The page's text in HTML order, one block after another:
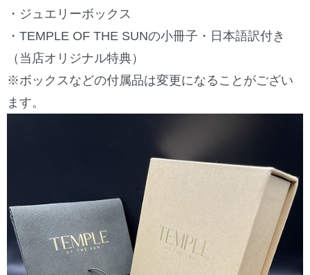
・ジュエリーボックス
・TEMPLE OF THE SUNの小冊子・日本語訳付き
（当店オリジナル特典）
※ボックスなどの付属品は変更になることがござい
ます。